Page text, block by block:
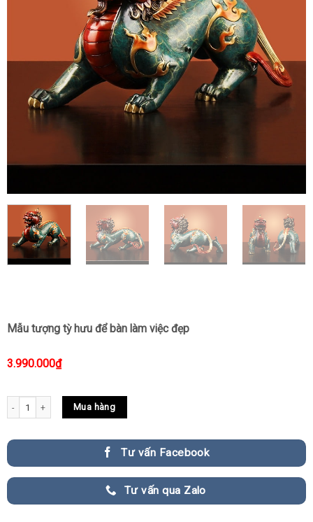
Mẫu tượng tỳ hưu để bàn làm việc đẹp
3.990.000₫
Mẫu tượng tỳ hưu để bàn làm việc đẹp quantity
Mua hàng
Tư vấn Facebook
Tư vấn qua Zalo